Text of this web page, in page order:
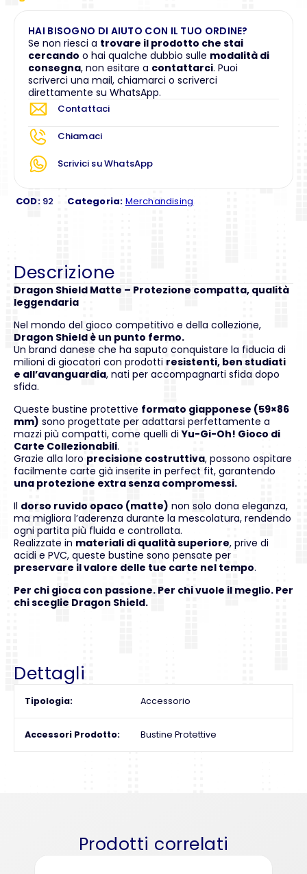
HAI BISOGNO DI AIUTO CON IL TUO ORDINE?
Se non riesci a trovare il prodotto che stai
cercando o hai qualche dubbio sulle modalità di
consegna, non esitare a contattarci. Puoi
scriverci una mail, chiamarci o scriverci
direttamente su WhatsApp.
Contattaci
Chiamaci
Scrivici su WhatsApp
COD: 92 Categoria: Merchandising
Descrizione
Dragon Shield Matte – Protezione compatta, qualità
leggendaria
Nel mondo del gioco competitivo e della collezione,
Dragon Shield è un punto fermo.
Un brand danese che ha saputo conquistare la fiducia di
milioni di giocatori con prodotti resistenti, ben studiati
e all’avanguardia, nati per accompagnarti sfida dopo
sfida.
Queste bustine protettive formato giapponese (59×86
mm) sono progettate per adattarsi perfettamente a
mazzi più compatti, come quelli diYu-Gi-Oh! Gioco di
Carte Collezionabili.
Grazie alla loro precisione costruttiva, possono ospitare
facilmente carte già inserite in perfect fit, garantendo
una protezione extra senza compromessi.
Il dorso ruvido opaco (matte) non solo dona eleganza,
ma migliora l’aderenza durante la mescolatura, rendendo
ogni partita più fluida e controllata.
Realizzate in materiali di qualità superiore, prive di
acidi e PVC, queste bustine sono pensate per
preservare il valore delle tue carte nel tempo.
Per chi gioca con passione. Per chi vuole il meglio. Per
chi sceglie Dragon Shield.
Dettagli
Tipologia Accessorio
Accessori Prodotto Bustine Protettive
Prodotti correlati